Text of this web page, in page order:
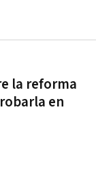
la reforma
en